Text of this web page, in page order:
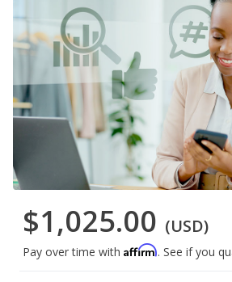
$1,025.00 (USD)
Pay over time with Affirm. See if you